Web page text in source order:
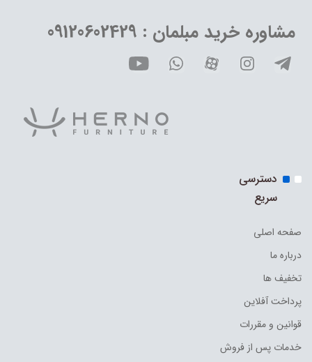
مشاوره خرید مبلمان : 09120602429
دسترسی
سریع
صفحه اصلی
درباره ما
تخفیف ها
پرداخت آفلاین
قوانین و مقررات
خدمات پس از فروش